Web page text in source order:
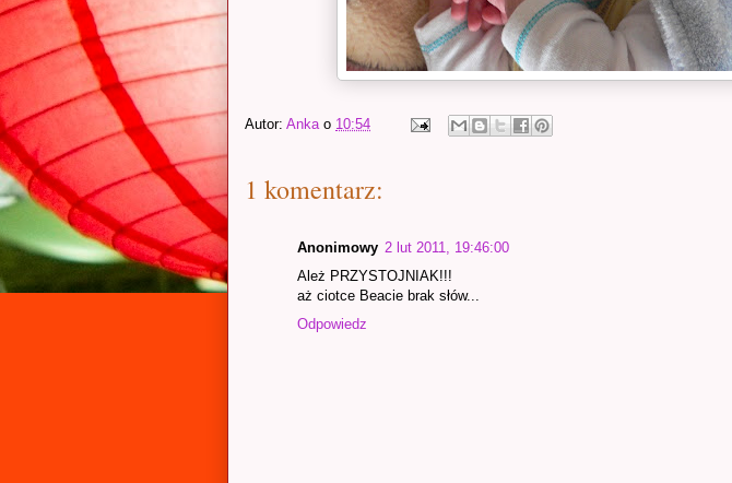
Autor: Anka o 10:54
1 komentarz:
Anonimowy 2 lut 2011, 19:46:00
Ależ PRZYSTOJNIAK!!!
aż ciotce Beacie brak słów...
Odpowiedz